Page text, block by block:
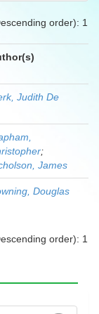
order): 1
Judith De
;
James
Douglas
order): 1